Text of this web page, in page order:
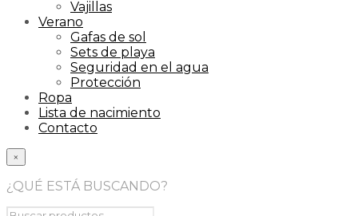
Vajillas
Verano
Gafas de sol
Sets de playa
Seguridad en el agua
Protección
Ropa
Lista de nacimiento
Contacto
×
¿QUÉ ESTÁ BUSCANDO?